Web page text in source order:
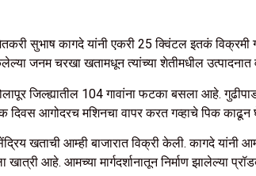
सुभाष कागदे यांनी एकरी 25 क्विंटल इतकं विक्रमी
जनम चरखा खतामधून त्यांच्या शेतीमधील
जिल्ह्यातील 104 गावांना फटका बसला आहे.
दिवस आगोदरच मशिनचा वापर करत गव्हाचे पिक काढून
खताची आम्ही बाजारात विक्री केली. कागदे यांनी
खात्री आहे. आमच्या मार्गदर्शानातून निर्माण